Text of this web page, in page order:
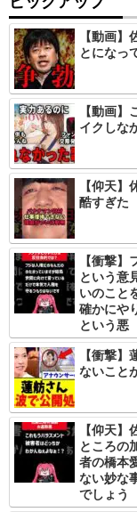
【動画
とになっ
【動画
イクしな
【仰天
酷すぎた
【衝撃
という意
いのこと
確かにや
という悪
【衝撃
ないこと
【仰天
ところの
者の橋本
ない妙な
でしょう